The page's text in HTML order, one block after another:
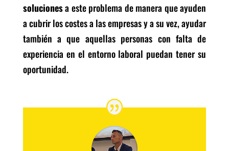
solucionesa este problema de manera que ayuden
a cubrir los costes a las empresas y a su vez, ayudar
también a que aquellas personas con falta de
experiencia en el entorno laboral puedan tener su
oportunidad.